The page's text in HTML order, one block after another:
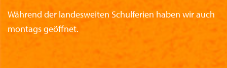
Während der landesweiten Schulferien haben wir auch
montags geöffnet.